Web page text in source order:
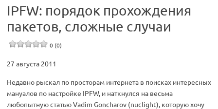
IPFW: порядок прохождения
пакетов, сложные случаи
0 (0)
27 августа 2011
Недавно рыскал по просторам интернета в поисках интересных
мануалов по настройке IPFW, и наткнулся на весьма
любопытную статью Vadim Goncharov (nuclight), которую хочу